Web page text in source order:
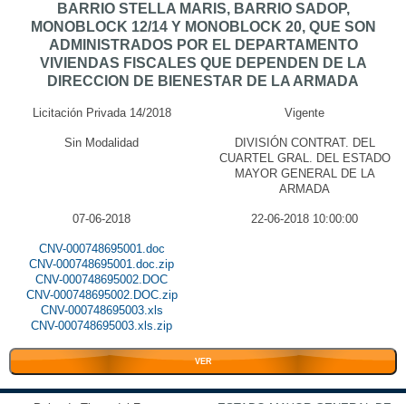
BARRIO STELLA MARIS, BARRIO SADOP,
MONOBLOCK 12/14 Y MONOBLOCK 20, QUE SON
ADMINISTRADOS POR EL DEPARTAMENTO
VIVIENDAS FISCALES QUE DEPENDEN DE LA
DIRECCION DE BIENESTAR DE LA ARMADA
Licitación Privada 14/2018 Vigente
Sin Modalidad
DIVISIÓN CONTRAT. DEL
CUARTEL GRAL. DEL ESTADO
MAYOR GENERAL DE LA
ARMADA
07-06-2018 22-06-2018 10:00:00
CNV-000748695001.doc
CNV-000748695001.doc.zip
CNV-000748695002.DOC
CNV-000748695002.DOC.zip
CNV-000748695003.xls
CNV-000748695003.xls.zip
VER